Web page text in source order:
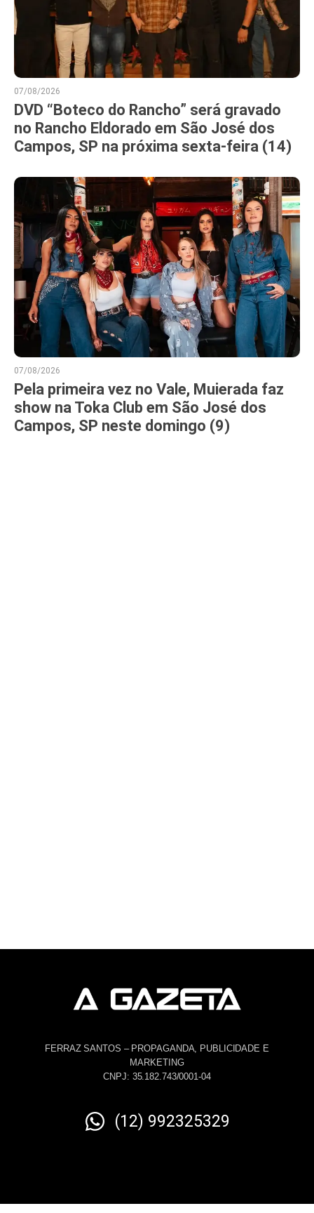
07/08/2026
DVD “Boteco do Rancho” será gravado
no Rancho Eldorado em São José dos
Campos, SP na próxima sexta-feira (14)
07/08/2026
Pela primeira vez no Vale, Muierada faz
show na Toka Club em São José dos
Campos, SP neste domingo (9)
FERRAZ SANTOS – PROPAGANDA, PUBLICIDADE E
MARKETING
CNPJ: 35.182.743/0001-04
(12) 992325329